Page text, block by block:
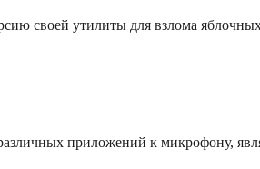
своей утилиты для взлома
приложений к микрофону,